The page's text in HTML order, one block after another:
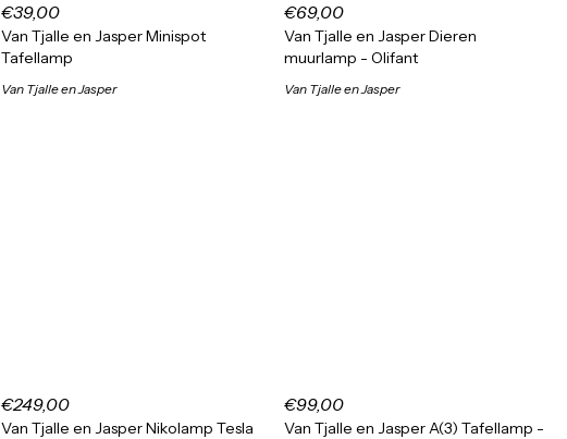
€39,00
Van Tjalle en Jasper Minispot
Tafellamp
Van Tjalle en Jasper
€69,00
Van Tjalle en Jasper Dieren
muurlamp - Olifant
Van Tjalle en Jasper
€249,00
Van Tjalle en Jasper Nikolamp Tesla
€99,00
Van Tjalle en Jasper A(3) Tafellamp -